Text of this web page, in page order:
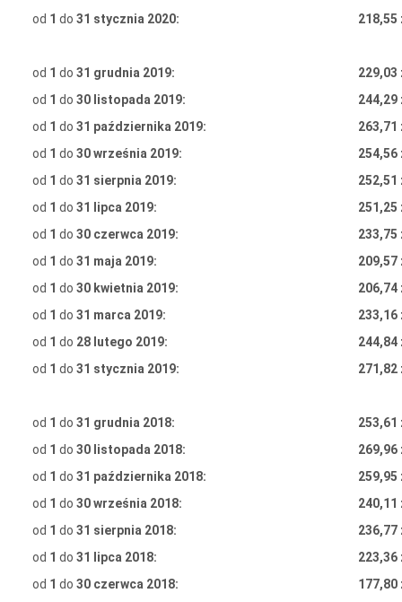
od 1 do 31 stycznia 2020: 218,55
od 1 do 31 grudnia 2019:
229,03
od 1 do 30 listopada 2019:
244,29
od 1 do 31 października 2019:
263,71
od 1 do 30 września 2019:
254,56
od 1 do 31 sierpnia 2019:
252,51
od 1 do 31 lipca 2019:
251,25
od 1 do 30 czerwca 2019:
233,75
od 1 do 31 maja 2019:
209,57
od 1 do 30 kwietnia 2019:
206,74
od 1 do 31 marca 2019:
233,16
od 1 do 28 lutego 2019:
244,84
od 1 do 31 stycznia 2019: 271,82
od 1 do 31 grudnia 2018: 253,61
od 1 do 30 listopada 2018: 269,96
od 1 do 31 października 2018: 259,95
od 1 do 30 września 2018:
240,11
od 1 do 31 sierpnia 2018:
236,77
od 1 do 31 lipca 2018:
223,36
od 1 do 30 czerwca 2018:
177,80